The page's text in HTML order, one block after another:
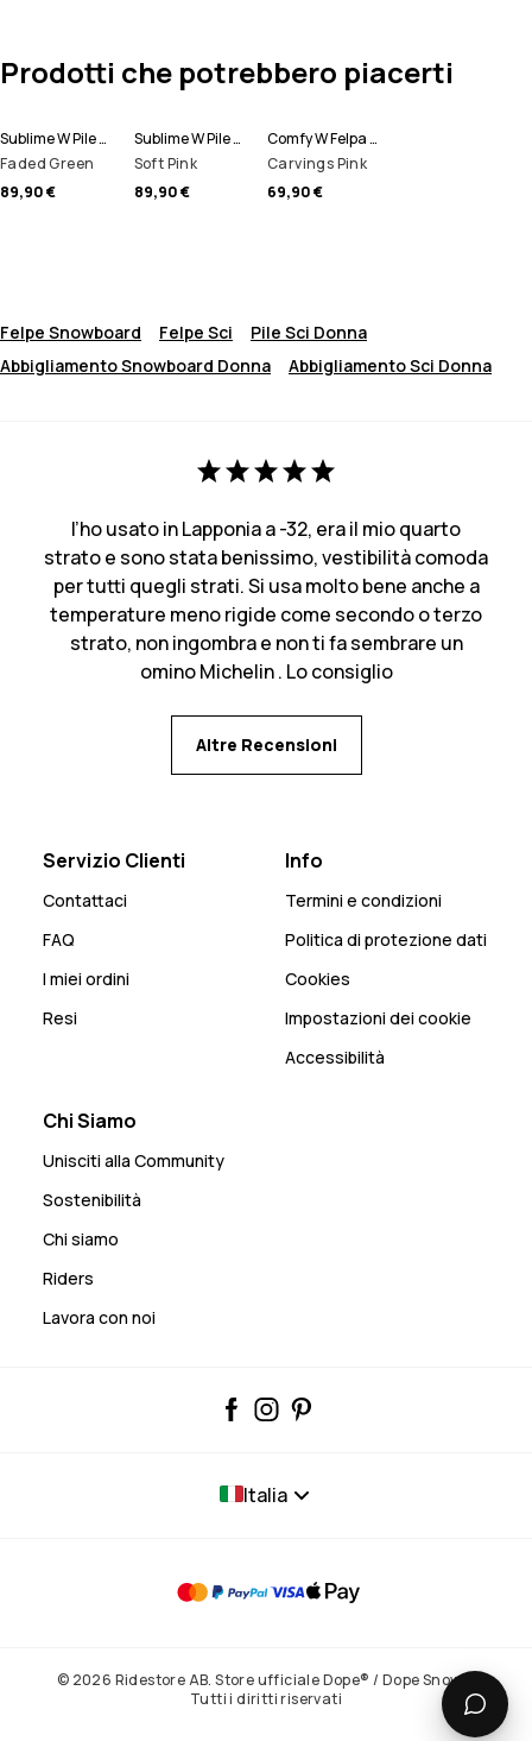
Prodotti che potrebbero piacerti
Sublime W Pile con Cappuccio Donna
Faded Green
89,90 €
Sublime W Pile con Cappuccio Donna
Soft Pink
89,90 €
Comfy W Felpa Pile Donna
Carvings Pink
69,90 €
Felpe Snowboard Felpe Sci
Pile Sci Donna
Abbigliamento Snowboard Donna
Abbigliamento Sci Donna
l’ho usato in Lapponia a -32, era il mio quarto
strato e sono stata benissimo, vestibilità comoda
per tutti quegli strati. Si usa molto bene anche a
temperature meno rigide come secondo o terzo
strato, non ingombra e non ti fa sembrare un
omino Michelin . Lo consiglio
Altre Recensioni
Servizio Clienti
Contattaci
FAQ
I miei ordini
Resi
Info
Termini e condizioni
Politica di protezione dati
Cookies
Impostazioni dei cookie
Accessibilità
Chi Siamo
Unisciti alla Community
Sostenibilità
Chi siamo
Riders
Lavora con noi
Italia
© 2026 Ridestore AB. Store ufficiale Dope® / Dope Snow®.
Tutti i diritti riservati